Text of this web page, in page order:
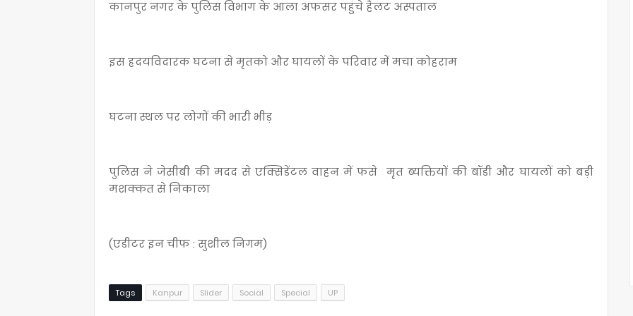
कानपुर नगर के पुलिस विभाग के आला अफसर पहुंचे हैलट अस्पताल
इस ह्रदयविदारक घटना से मृतको और घायलों के परिवार में मचा कोहराम
घटना स्थल पर लोगों की भारी भीड़
पुलिस ने जेसीबी की मदद से एक्सिडेंटल वाहन में फसे मृत ब्यक्तियों की बॉडी और घायलों को बड़ी
मशक्कत से निकाला
(एडीटर इन चीफ : सुशील निगम)
Tags Kanpur Slider Social Special UP